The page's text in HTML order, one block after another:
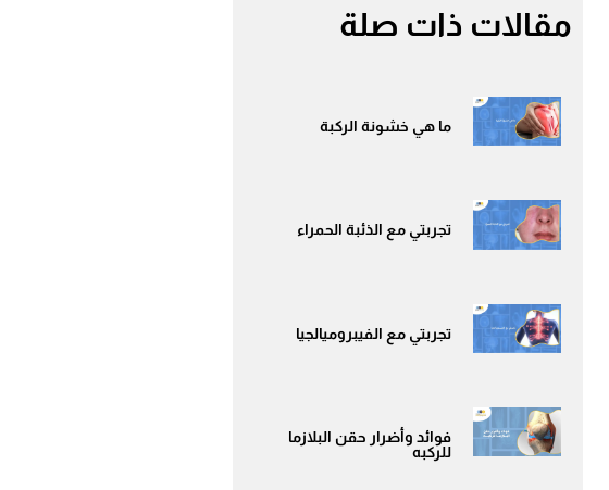
مقالات ذات صلة
ما هي خشونة الركبة
تجربتي مع الذئبة الحمراء
تجربتي مع الفيبروميالجيا
فوائد وأضرار حقن البلازما
للركبه